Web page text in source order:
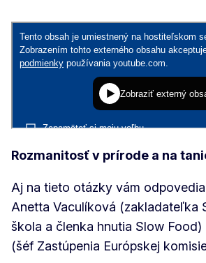
Rozmanitosť v prírode a na
Aj na tieto otázky vám
Anetta Vaculíková (zakladateľka
škola a členka hnutia Slow
(šéf Zastúpenia Európskej